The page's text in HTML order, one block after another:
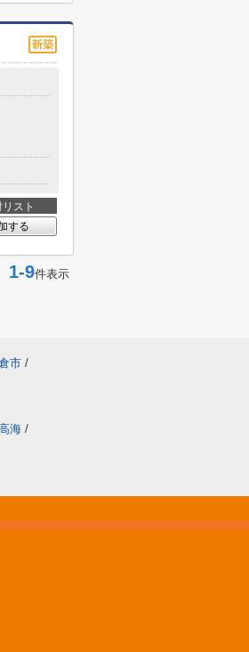
スト
する
9件表示
市 /
海 /